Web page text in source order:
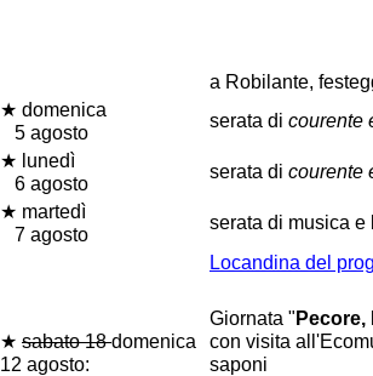
a Robilante,
★ domenica
5 agosto
serata di courente
★ lunedì
6 agosto
serata di courente
★ martedì
7 agosto
serata di musica
Locandina del
★ sabato 18domenica
12 agosto:
Giornata "
con visita
saponi